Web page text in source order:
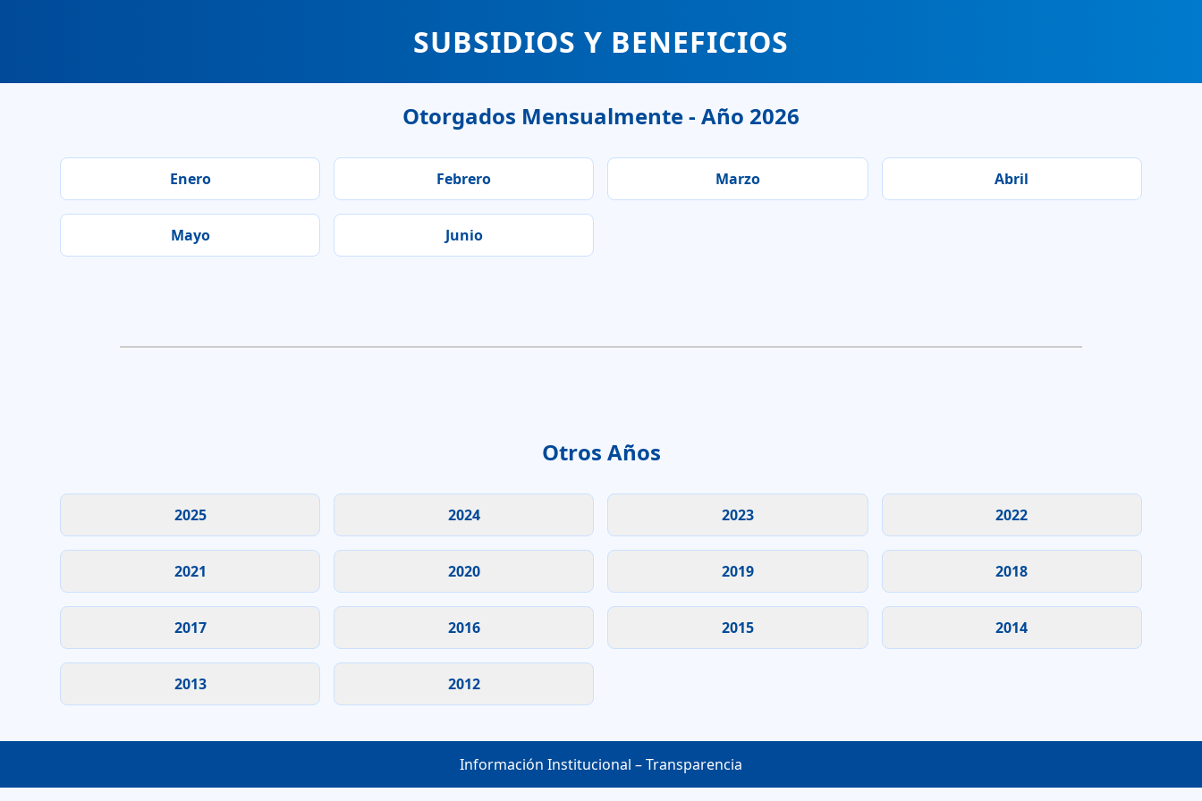
SUBSIDIOS Y BENEFICIOS
Otorgados Mensualmente - Año 2026
Enero Febrero Marzo Abril
Mayo Junio
Otros Años
2025 2024 2023 2022
2021 2020 2019 2018
2017 2016 2015 2014
2013 2012
Información Institucional – Transparencia